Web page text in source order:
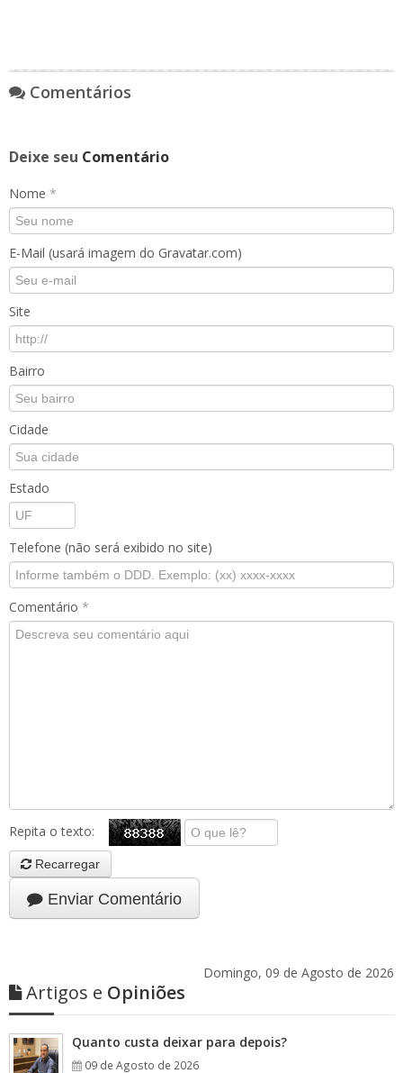
Comentários
Deixe seu Comentário
Nome *
E-Mail (usará imagem do Gravatar.com)
Site
Bairro
Cidade
Estado
Telefone (não será exibido no site)
Comentário *
Repita o texto:
Recarregar
Enviar Comentário
Domingo, 09 de Agosto de 2026
Artigos e Opiniões
Quanto custa deixar para depois?
09 de Agosto de 2026